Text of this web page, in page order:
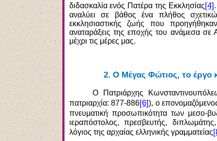
διδασκαλία ενός Πατέρα της Εκκλησίας[4]
αναλύει σε βάθος ένα πλήθος
εκκλησιαστικής ζωής που
αναταράξεις της εποχής του ανάμεσα
μέχρι τις μέρες μας.
2. Ο Μέγας Φώτιος, το έργο
O Πατριάρχης
πατριαρχία: 877-886[6]), ο
πνευματική προσωπικότητα των μεσο-
ιεραπόστολος, πρεσβευτής,
λόγιος της αρχαίας ελληνικής γραμματείας